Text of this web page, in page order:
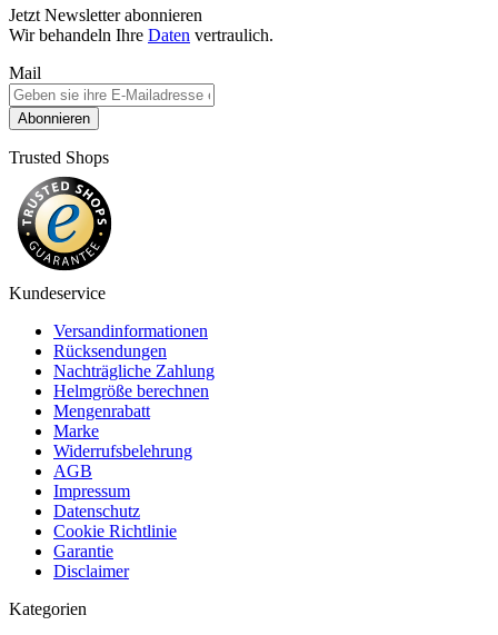
Jetzt Newsletter abonnieren
Wir behandeln Ihre Daten vertraulich.
Mail
Abonnieren
Trusted Shops
Kundeservice
Versandinformationen
Rücksendungen
Nachträgliche Zahlung
Helmgröße berechnen
Mengenrabatt
Marke
Widerrufsbelehrung
AGB
Impressum
Datenschutz
Cookie Richtlinie
Garantie
Disclaimer
Kategorien